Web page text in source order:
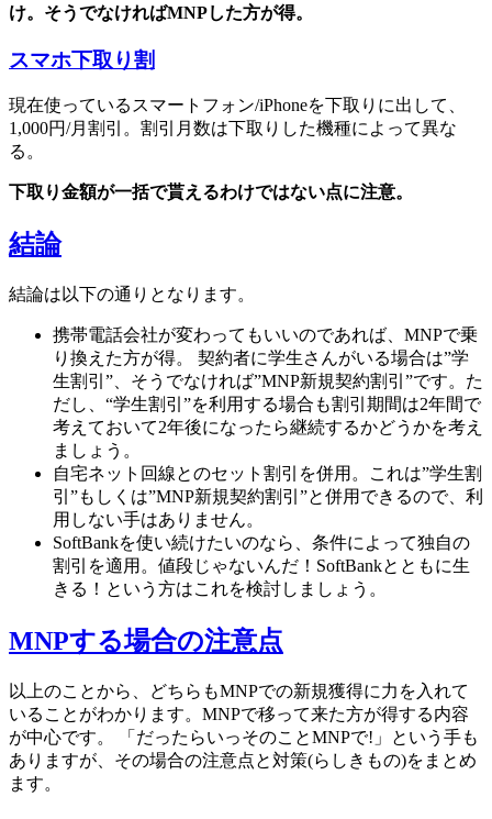
け。そうでなければMNPした方が得。
スマホ下取り割
現在使っているスマートフォン/iPhoneを下取りに出して、
1,000円/月割引。割引月数は下取りした機種によって異な
る。
下取り金額が一括で貰えるわけではない点に注意。
結論
結論は以下の通りとなります。
携帯電話会社が変わってもいいのであれば、MNPで乗
り換えた方が得。 契約者に学生さんがいる場合は”学
生割引”、そうでなければ”MNP新規契約割引”です。た
だし、“学生割引”を利用する場合も割引期間は2年間で
考えておいて2年後になったら継続するかどうかを考え
ましょう。
自宅ネット回線とのセット割引を併用。これは”学生割
引”もしくは”MNP新規契約割引”と併用できるので、利
用しない手はありません。
SoftBankを使い続けたいのなら、条件によって独自の
割引を適用。値段じゃないんだ！SoftBankとともに生
きる！という方はこれを検討しましょう。
MNPする場合の注意点
以上のことから、どちらもMNPでの新規獲得に力を入れて
いることがわかります。MNPで移って来た方が得する内容
が中心です。 「だったらいっそのことMNPで!」という手も
ありますが、その場合の注意点と対策(らしきもの)をまとめ
ます。